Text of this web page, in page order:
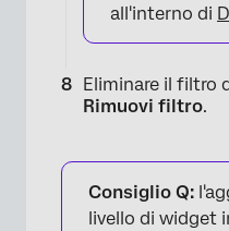
all'interno di
Eliminare il filtro
Rimuovi filtro.
Consiglio Q:
livello di widget